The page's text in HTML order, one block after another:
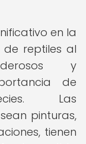
en la
reptiles al
y
de
Las
pinturas,
tienen